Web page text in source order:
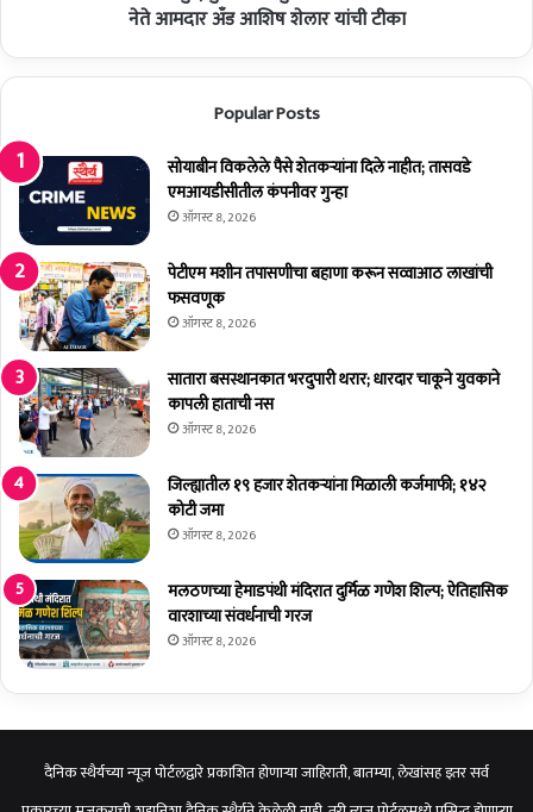
बां
म
क्षे
त्रा
उ
भा
री
:
न
ग
र
वि
का
स
मं
त्री
ए
क
ना
थ
शिं
दे
पु
णि
पु
त
भो
व
ती
च
फि
र
णा
रं
-
भा
ज
पा
ने
ते
आ
म
दा
र
अँ
नेते आमदार अँड आशिष शेलार यांची टीका
Popular Posts
सोयाबीन विकलेले पैसे शेतकर्‍यांना दिले नाहीत; तासवडे
एमआयडीसीतील कंपनीवर गुन्हा
ऑगस्ट 8, 2026
पेटीएम मशीन तपासणीचा बहाणा करून सव्वाआठ लाखांची
फसवणूक
ऑगस्ट 8, 2026
सातारा बसस्थानकात भरदुपारी थरार; धारदार चाकूने युवकाने
कापली हाताची नस
ऑगस्ट 8, 2026
जिल्ह्यातील १९ हजार शेतकर्‍यांना मिळाली कर्जमाफी; १४२
कोटी जमा
ऑगस्ट 8, 2026
मलठणच्या हेमाडपंथी मंदिरात दुर्मिळ गणेश शिल्प; ऐतिहासिक
वारशाच्या संवर्धनाची गरज
ऑगस्ट 8, 2026
दैनिक स्थैर्यच्या न्यूज पोर्टलद्वारे प्रकाशित होणाऱ्या जाहिराती, बातम्या, लेखांसह इतर सर्व